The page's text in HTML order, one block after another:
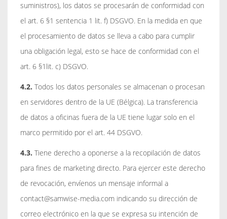
suministros), los datos se procesarán de conformidad con
el art. 6 §1 sentencia 1 lit. f) DSGVO. En la medida en que
el procesamiento de datos se lleva a cabo para cumplir
una obligación legal, esto se hace de conformidad con el
art. 6 §1lit. c) DSGVO.
4.2. Todos los datos personales se almacenan o procesan
en servidores dentro de la UE (Bélgica). La transferencia
de datos a oficinas fuera de la UE tiene lugar solo en el
marco permitido por el art. 44 DSGVO.
4.3. Tiene derecho a oponerse a la recopilación de datos
para fines de marketing directo. Para ejercer este derecho
de revocación, envíenos un mensaje informal a
contact@samwise-media.com indicando su dirección de
correo electrónico en la que se expresa su intención de